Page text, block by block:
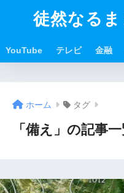
徒然なる
YouTube テレビ 金融
ホーム タグ
「備え」の記事